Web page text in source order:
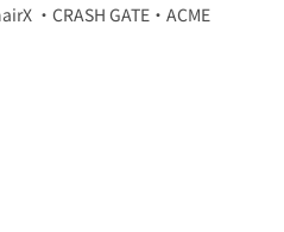
・CRASH GATE・ACME